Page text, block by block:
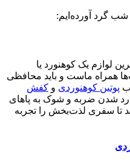
گرد آورده‌ایم:
لوازم یک کوهنورد یا
ماست و باید محافظی
پوتین کوهنوردی و کفش
شدن ضربه و شوک به پاهای
تا سفری لذت‌بخش را تجربه